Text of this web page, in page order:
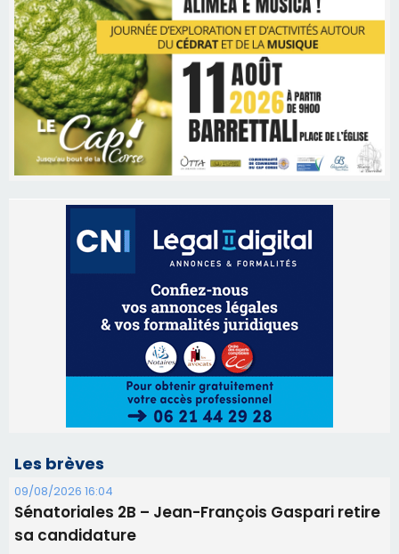
Les brèves
Sénatoriales 2B – Jean-François Gaspari retire
sa candidature
Festa di l’Associi Curtinesi le 13 septembre
11 août
06/08/2026 15:25
Corte – L’association A Nuciola organise une
projection sous les étoiles